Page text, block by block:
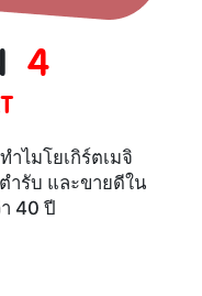
4
ำไมโยเกิร์ตเมจิ
ำรับ และขายดีใน
40 ปี